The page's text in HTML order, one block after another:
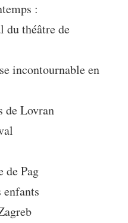
:
du théâtre de
incontournable en
de Lovran
de Pag